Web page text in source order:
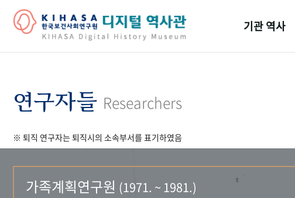
기관 역사
연구자들 Researchers
※ 퇴직 연구자는 퇴직시의 소속부서를 표기하였음
가족계획연구원 (1971. ~ 1981.)